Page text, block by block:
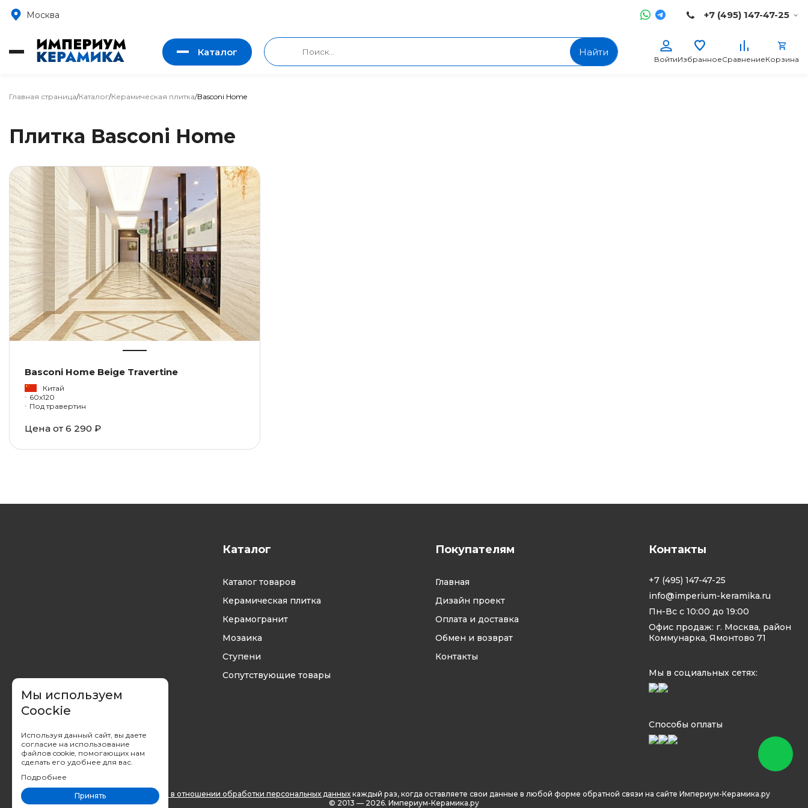
Москва +7 (495) 147-47-25
Каталог Найти
ВойтиИзбранноеСравнениеКорзина
Главная страница/Каталог/Керамическая плитка/Basconi Home
Плитка Basconi Home
Basconi Home Beige Travertine
Китай
60x120
Под травертин
Цена от 6 290 ₽
Каталог
Каталог товаров
Керамическая плитка
Керамогранит
Мозаика
Ступени
Сопутствующие товары
Покупателям
Главная
Дизайн проект
Оплата и доставка
Обмен и возврат
Контакты
Контакты
+7 (495) 147-47-25
info@imperium-keramika.ru
Пн-Вс с 10:00 до 19:00
Офис продаж: г. Москва, район
Коммунарка, Ямонтово 71
Мы в социальных сетях:
Способы оплаты
Вы принимаете условия политики в отношении обработки персональных данных каждый раз, когда оставляете свои данные в любой форме обратной связи на сайте Империум-Керамика.ру
© 2013 — 2026. Империум-Керамика.ру
Мы используем
Coockie
Используя данный сайт, вы даете
согласие на использование
файлов cookie, помогающих нам
сделать его удобнее для вас.
Подробнее
Принять